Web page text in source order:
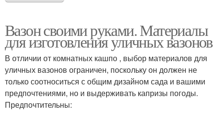
Вазон своими руками. Материалы
для изготовления уличных вазонов
В отличии от комнатных кашпо , выбор материалов для
уличных вазонов ограничен, поскольку он должен не
только соотноситься с общим дизайном сада и вашими
предпочтениями, но и выдерживать капризы погоды.
Предпочтительны: